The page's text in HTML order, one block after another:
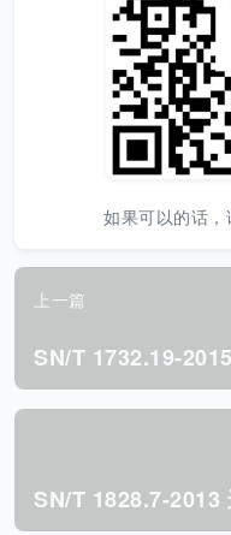
如果可以的话，
上一篇